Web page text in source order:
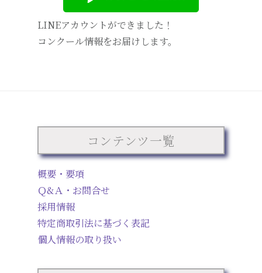
LINEアカウントができました！
コンクール情報をお届けします。
コンテンツ一覧
概要・要項
Ｑ&Ａ・お問合せ
採用情報
特定商取引法に基づく表記
個人情報の取り扱い